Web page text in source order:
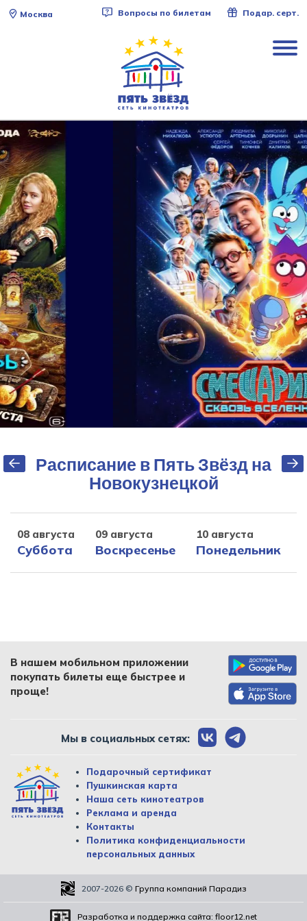
Москва Вопросы по билетам Подар. серт.
Расписание в Пять Звёзд на
Новокузнецкой
08 августа
Суббота
09 августа
Воскресенье
10 августа
Понедельник
В нашем мобильном приложении
покупать билеты еще быстрее и
проще!
Мы в социальных сетях:
Подарочный сертификат
Пушкинская карта
Наша сеть кинотеатров
Реклама и аренда
Контакты
Политика конфиденциальности
персональных данных
2007-2026 © Группа компаний Парадиз
Разработка и поддержка сайта: floor12.net